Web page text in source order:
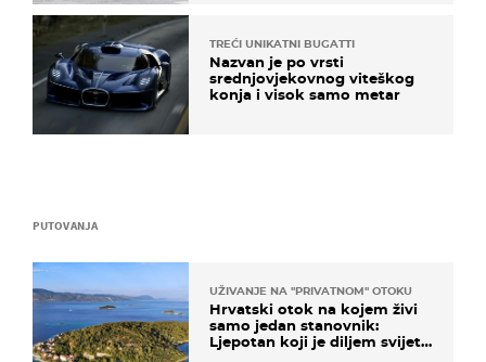
PUTOVANJA
UŽIVANJE NA "PRIVATNOM" OTOKU
Hrvatski otok na kojem živi
samo jedan stanovnik:
Ljepotan koji je diljem svijeta
TREĆI UNIKATNI BUGATTI
Nazvan je po vrsti
srednjovjekovnog viteškog
konja i visok samo metar